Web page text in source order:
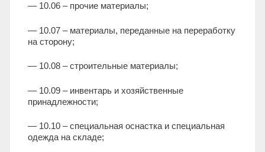
— 10.06 – прочие материалы;
— 10.07 – материалы, переданные на переработку
на сторону;
— 10.08 – строительные материалы;
— 10.09 – инвентарь и хозяйственные
принадлежности;
— 10.10 – специальная оснастка и специальная
одежда на складе;